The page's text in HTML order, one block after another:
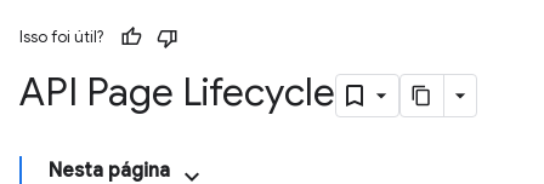
Isso foi útil?
API Page Lifecycle
Nesta página